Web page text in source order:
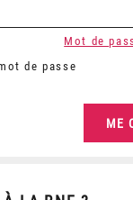
de passe
Mot de